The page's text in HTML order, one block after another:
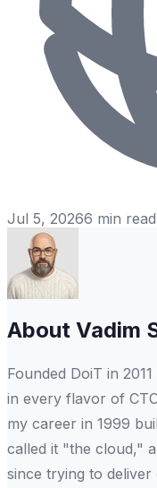
Jul 5, 20266 min read
About Vadim
Founded DoiT in
in every flavor of
my career in 1999
called it "the cloud,"
since trying to